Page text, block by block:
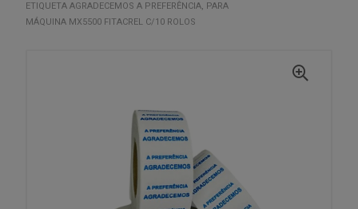
ETIQUETA AGRADECEMOS A PREFERÊNCIA, PARA
MÁQUINA MX5500 FITACREL C/10 ROLOS